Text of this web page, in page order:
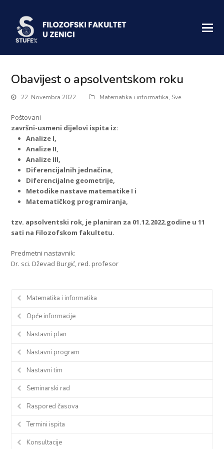
Obavijest o apsolventskom roku
22. Novembra 2022. Matematika i informatika, Sve
Poštovani
završni-usmeni dijelovi ispita iz:
Analize I,
Analize II,
Analize III,
Diferencijalnih jednačina,
Diferencijalne geometrije,
Metodike nastave matematike I i
Matematičkog programiranja,
tzv. apsolventski rok, je planiran za 01.12.2022.godine u 11
sati na Filozofskom fakultetu.
Predmetni nastavnik:
Dr. sci. Dževad Burgić, red. profesor
Matematika i informatika
Opće informacije
Nastavni plan
Nastavni program
Nastavni tim
Seminarski rad
Raspored časova
Termini ispita
Konsultacije